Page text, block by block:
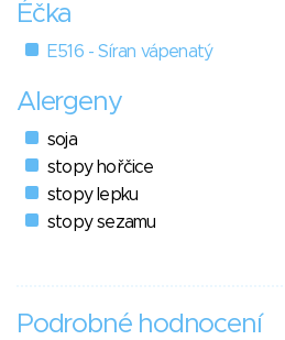
Éčka
E516 - Síran vápenatý
Alergeny
soja
stopy hořčice
stopy lepku
stopy sezamu
Podrobné hodnocení